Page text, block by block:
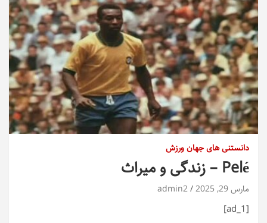
دانستنی های جهان ورزش
Pelé – زندگی و میراث
مارس 29, 2025 admin2
[ad_1]